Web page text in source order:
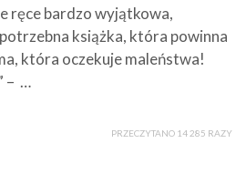
ręce bardzo wyjątkowa,
książka, która powinna
która oczekuje maleństwa!
– …
PRZECZYTANO 14 285 RAZY